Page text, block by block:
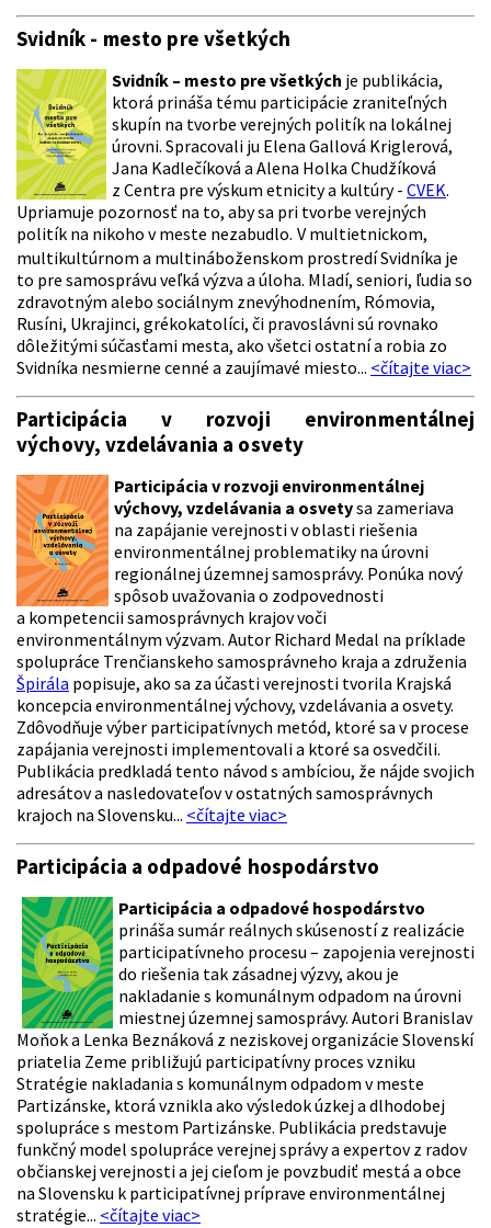
Svidník - mesto pre všetkých
Svidník – mesto pre všetkých je publikácia,
ktorá prináša tému participácie zraniteľných
skupín na tvorbe verejných politík na lokálnej
úrovni. Spracovali ju Elena Gallová Kriglerová,
Jana Kadlečíková a Alena Holka Chudžíková
z Centra pre výskum etnicity a kultúry - CVEK.
Upriamuje pozornosť na to, aby sa pri tvorbe verejných
politík na nikoho v meste nezabudlo. V multietnickom,
multikultúrnom a multináboženskom prostredí Svidníka je
to pre samosprávu veľká výzva a úloha. Mladí, seniori, ľudia so
zdravotným alebo sociálnym znevýhodnením, Rómovia,
Rusíni, Ukrajinci, grékokatolíci, či pravoslávni sú rovnako
dôležitými súčasťami mesta, ako všetci ostatní a robia zo
Svidníka nesmierne cenné a zaujímavé miesto... <čítajte viac>
Participácia v rozvoji environmentálnej
výchovy, vzdelávania a osvety
Participácia v rozvoji environmentálnej
výchovy, vzdelávania a osvetysa zameriava
na zapájanie verejnosti v oblasti riešenia
environmentálnej problematiky na úrovni
regionálnej územnej samosprávy. Ponúka nový
spôsob uvažovania o zodpovednosti
a kompetencii samosprávnych krajov voči
environmentálnym výzvam. Autor Richard Medal na príklade
spolupráce Trenčianskeho samosprávneho kraja a združenia
Špirála popisuje, ako sa za účasti verejnosti tvorila Krajská
koncepcia environmentálnej výchovy, vzdelávania a osvety.
Zdôvodňuje výber participatívnych metód, ktoré sa v procese
zapájania verejnosti implementovali a ktoré sa osvedčili.
Publikácia predkladá tento návod s ambíciou, že nájde svojich
adresátov a nasledovateľov v ostatných samosprávnych
krajoch na Slovensku... <čítajte viac>
Participácia a odpadové hospodárstvo
Participácia a odpadové hospodárstvo
prináša sumár reálnych skúseností z realizácie
participatívneho procesu – zapojenia verejnosti
do riešenia tak zásadnej výzvy, akou je
nakladanie s komunálnym odpadom na úrovni
miestnej územnej samosprávy. Autori Branislav
Moňok a Lenka Beznáková z neziskovej organizácie Slovenskí
priatelia Zeme približujú participatívny proces vzniku
Stratégie nakladania s komunálnym odpadom v meste
Partizánske, ktorá vznikla ako výsledok úzkej a dlhodobej
spolupráce s mestom Partizánske. Publikácia predstavuje
funkčný model spolupráce verejnej správy a expertov z radov
občianskej verejnosti a jej cieľom je povzbudiť mestá a obce
na Slovensku k participatívnej príprave environmentálnej
stratégie... <čítajte viac>